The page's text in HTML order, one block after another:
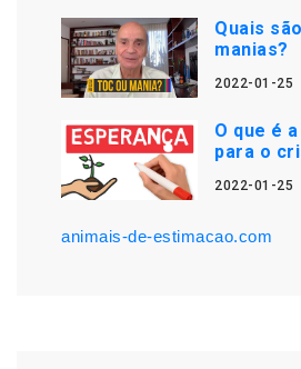
Quais
manias?
2022-01-25
O que é
para o
2022-01-25
animais-de-estimacao.com